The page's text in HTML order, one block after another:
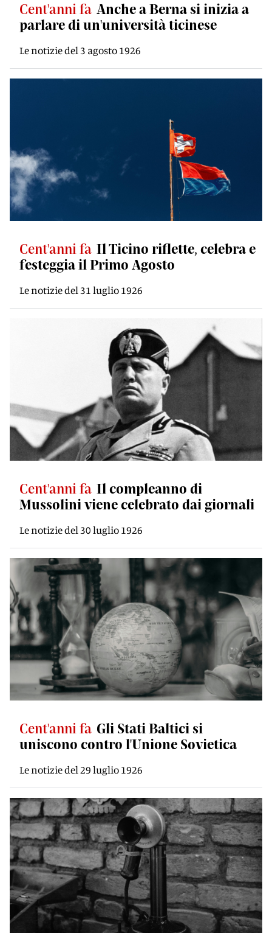
Cent'anni fa Anche a Berna si inizia a
parlare di un'università ticinese
Le notizie del 3 agosto 1926
Cent'anni fa Il Ticino riflette, celebra e
festeggia il Primo Agosto
Le notizie del 31 luglio 1926
Cent'anni fa Il compleanno di
Mussolini viene celebrato dai giornali
Le notizie del 30 luglio 1926
Cent'anni fa Gli Stati Baltici si
uniscono contro l'Unione Sovietica
Le notizie del 29 luglio 1926